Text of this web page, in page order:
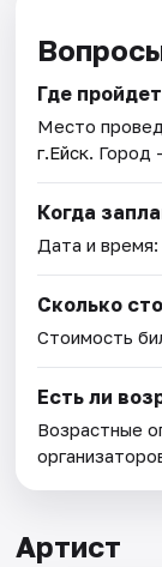
Где
Место
г.Ейск. Город
Когда
Дата и
Сколько
Стоимость
Есть ли
Возрастные
Артист